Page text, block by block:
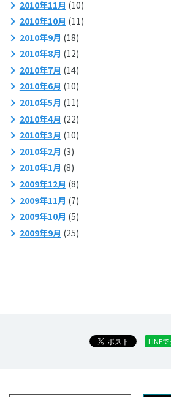
2010年11月 (10)
2010年10月 (11)
2010年9月 (18)
2010年8月 (12)
2010年7月 (14)
2010年6月 (10)
2010年5月 (11)
2010年4月 (22)
2010年3月 (10)
2010年2月 (3)
2010年1月 (8)
2009年12月 (8)
2009年11月 (7)
2009年10月 (5)
2009年9月 (25)
LINE